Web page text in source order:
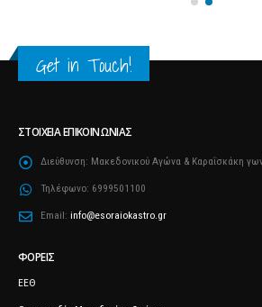
Get in Touch!
ΣΤΟΙΧΕΊΑ ΕΠΙΚΟΙΝΩΝΊΑΣ
Διεύθυνση: Μακεδονικού Αγώνα & Καραΐσκάκη
Τηλέφωνο: 6999501100
Email: info@esoraiokastro.gr
ΦΟΡΕΊΣ
ΕΕΘ